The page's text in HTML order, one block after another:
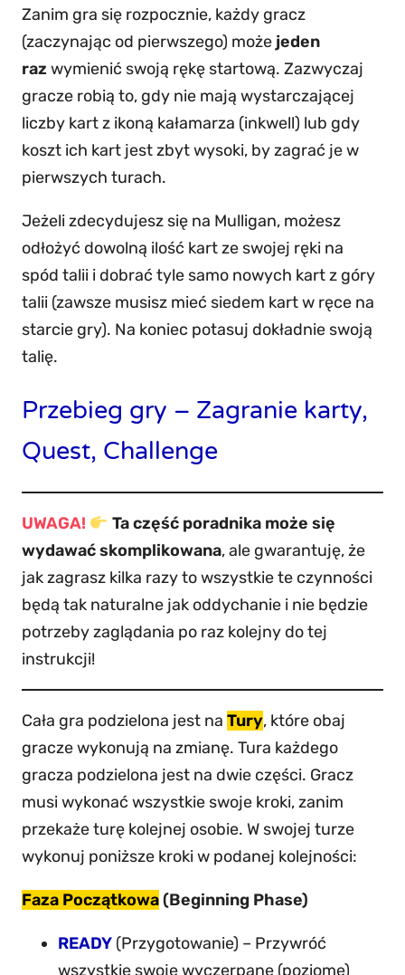
Zanim gra się rozpocznie, każdy gracz
(zaczynając od pierwszego) może jeden
raz wymienić swoją rękę startową. Zazwyczaj
gracze robią to, gdy nie mają wystarczającej
liczby kart z ikoną kałamarza (inkwell) lub gdy
koszt ich kart jest zbyt wysoki, by zagrać je w
pierwszych turach.
Jeżeli zdecydujesz się na Mulligan, możesz
odłożyć dowolną ilość kart ze swojej ręki na
spód talii i dobrać tyle samo nowych kart z góry
talii (zawsze musisz mieć siedem kart w ręce na
starcie gry). Na koniec potasuj dokładnie swoją
talię.
Przebieg gry – Zagranie karty,
Quest, Challenge
UWAGA!
Ta część poradnika może się
wydawać skomplikowana, ale gwarantuję, że
jak zagrasz kilka razy to wszystkie te czynności
będą tak naturalne jak oddychanie i nie będzie
potrzeby zaglądania po raz kolejny do tej
instrukcji!
Cała gra podzielona jest na Tury, które obaj
gracze wykonują na zmianę. Tura każdego
gracza podzielona jest na dwie części. Gracz
musi wykonać wszystkie swoje kroki, zanim
przekaże turę kolejnej osobie. W swojej turze
wykonuj poniższe kroki w podanej kolejności:
Faza Początkowa(Beginning Phase)
READY (Przygotowanie) – Przywróć
wszystkie swoje wyczerpane (poziome)